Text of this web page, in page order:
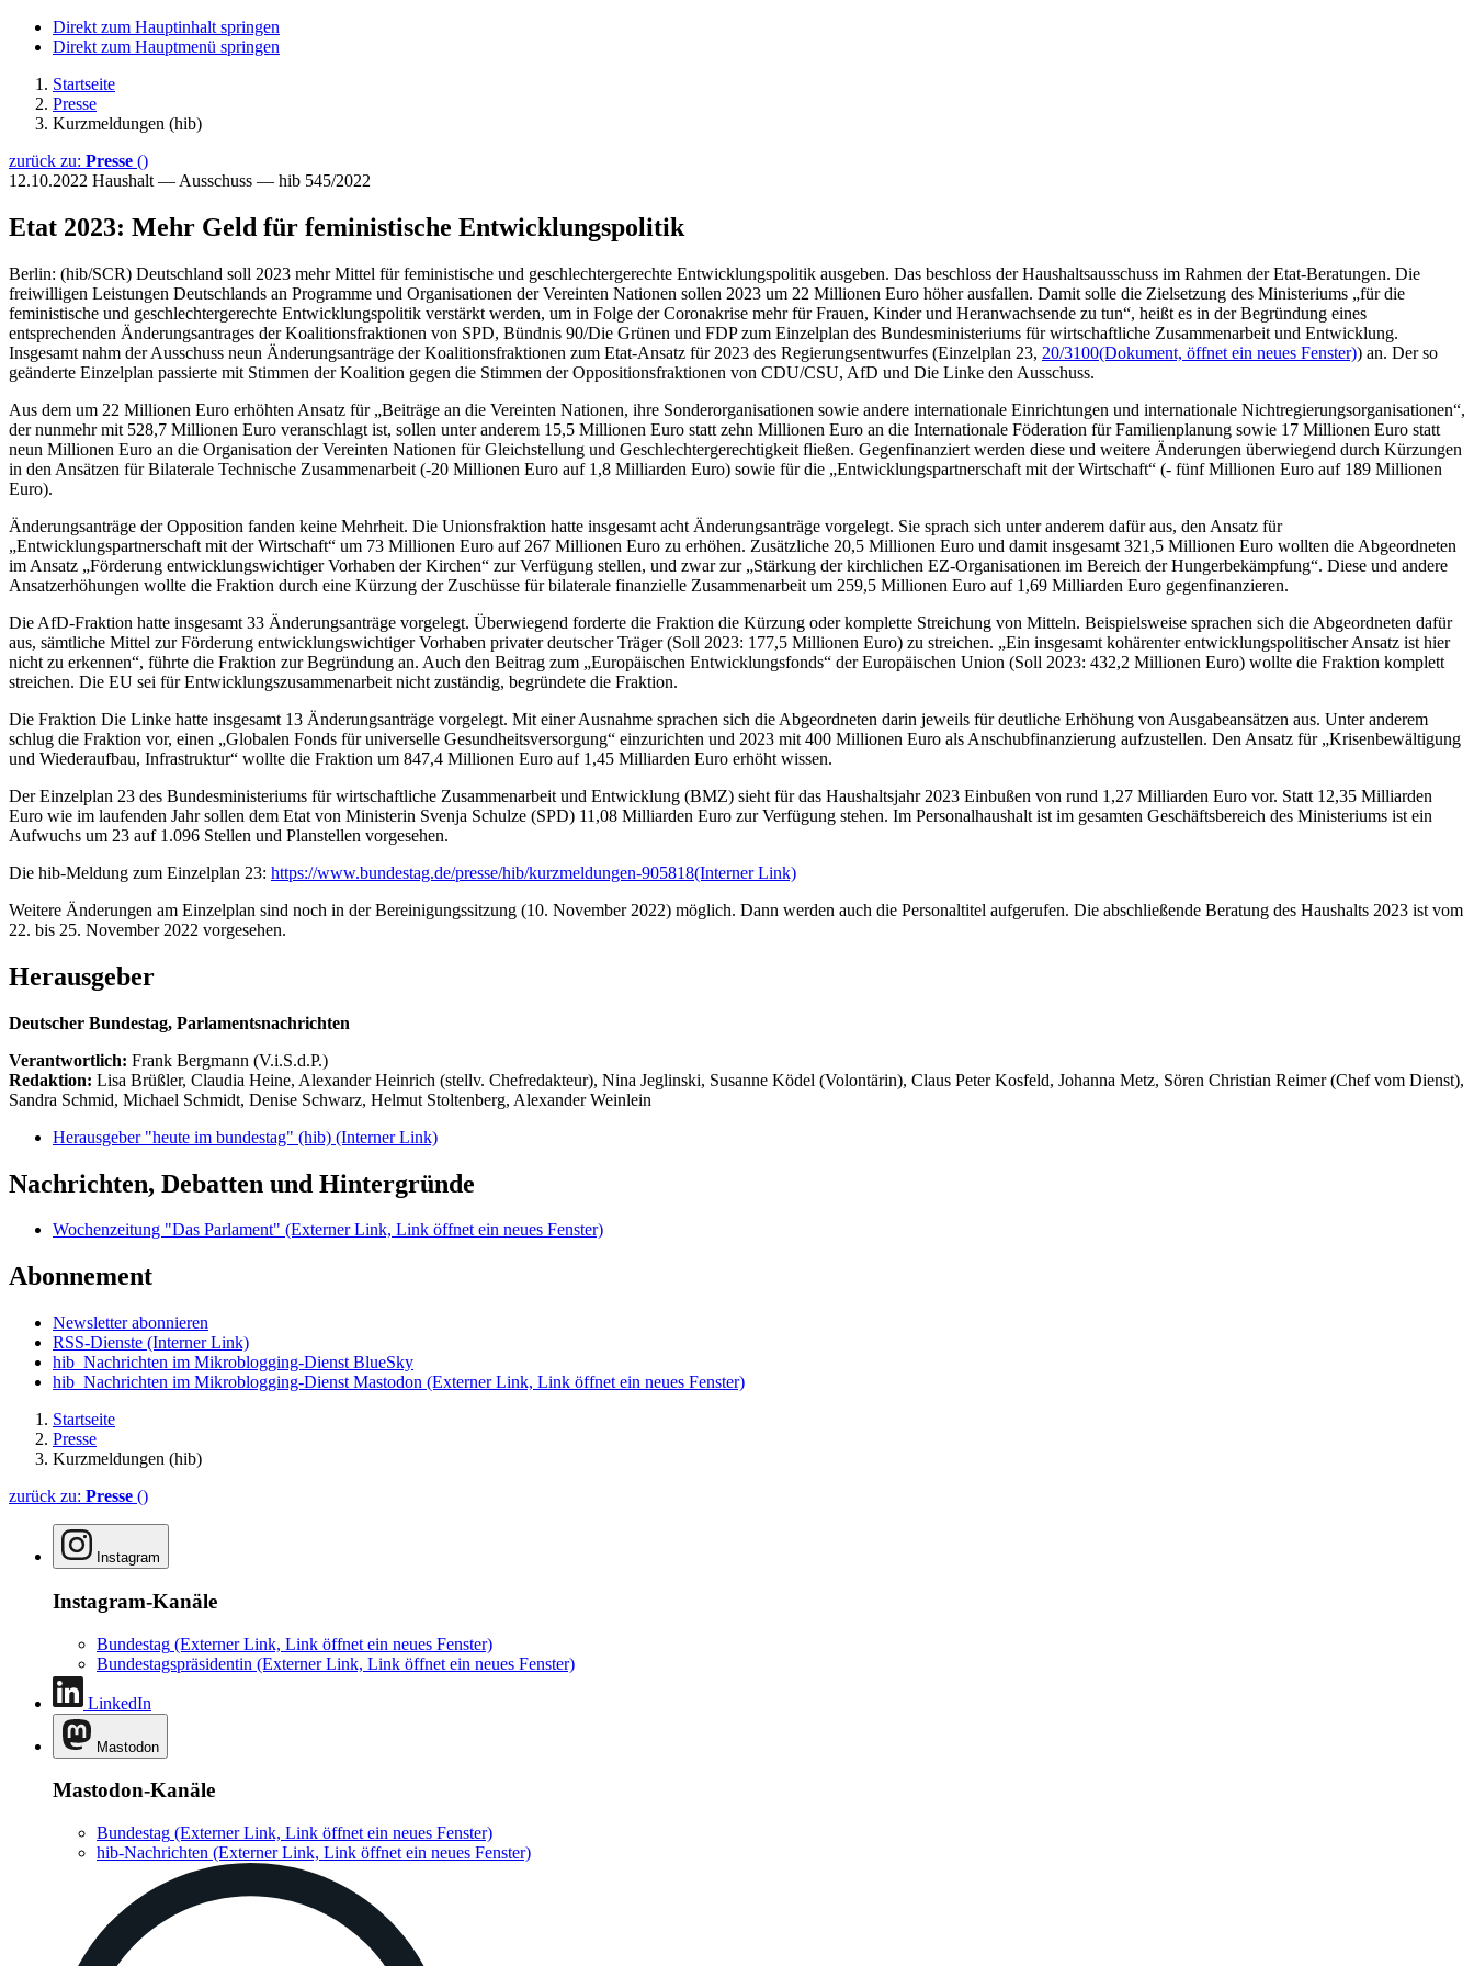
Direkt zum Hauptinhalt springen
Direkt zum Hauptmenü springen
Startseite
Presse
Kurzmeldungen (hib)
zurück zu: Presse ()
12.10.2022 Haushalt — Ausschuss — hib 545/2022
Etat 2023: Mehr Geld für feministische Entwicklungspolitik
Berlin: (hib/SCR) Deutschland soll 2023 mehr Mittel für feministische und geschlechtergerechte Entwicklungspolitik ausgeben. Das beschloss der Haushaltsausschuss im Rahmen der Etat-Beratungen. Die
freiwilligen Leistungen Deutschlands an Programme und Organisationen der Vereinten Nationen sollen 2023 um 22 Millionen Euro höher ausfallen. Damit solle die Zielsetzung des Ministeriums „für die
feministische und geschlechtergerechte Entwicklungspolitik verstärkt werden, um in Folge der Coronakrise mehr für Frauen, Kinder und Heranwachsende zu tun“, heißt es in der Begründung eines
entsprechenden Änderungsantrages der Koalitionsfraktionen von SPD, Bündnis 90/Die Grünen und FDP zum Einzelplan des Bundesministeriums für wirtschaftliche Zusammenarbeit und Entwicklung.
Insgesamt nahm der Ausschuss neun Änderungsanträge der Koalitionsfraktionen zum Etat-Ansatz für 2023 des Regierungsentwurfes (Einzelplan 23, 20/3100(Dokument, öffnet ein neues Fenster)) an. Der so
geänderte Einzelplan passierte mit Stimmen der Koalition gegen die Stimmen der Oppositionsfraktionen von CDU/CSU, AfD und Die Linke den Ausschuss.
Aus dem um 22 Millionen Euro erhöhten Ansatz für „Beiträge an die Vereinten Nationen, ihre Sonderorganisationen sowie andere internationale Einrichtungen und internationale Nichtregierungsorganisationen“,
der nunmehr mit 528,7 Millionen Euro veranschlagt ist, sollen unter anderem 15,5 Millionen Euro statt zehn Millionen Euro an die Internationale Föderation für Familienplanung sowie 17 Millionen Euro statt
neun Millionen Euro an die Organisation der Vereinten Nationen für Gleichstellung und Geschlechtergerechtigkeit fließen. Gegenfinanziert werden diese und weitere Änderungen überwiegend durch Kürzungen
in den Ansätzen für Bilaterale Technische Zusammenarbeit (-20 Millionen Euro auf 1,8 Milliarden Euro) sowie für die „Entwicklungspartnerschaft mit der Wirtschaft“ (- fünf Millionen Euro auf 189 Millionen
Euro).
Änderungsanträge der Opposition fanden keine Mehrheit. Die Unionsfraktion hatte insgesamt acht Änderungsanträge vorgelegt. Sie sprach sich unter anderem dafür aus, den Ansatz für
„Entwicklungspartnerschaft mit der Wirtschaft“ um 73 Millionen Euro auf 267 Millionen Euro zu erhöhen. Zusätzliche 20,5 Millionen Euro und damit insgesamt 321,5 Millionen Euro wollten die Abgeordneten
im Ansatz „Förderung entwicklungswichtiger Vorhaben der Kirchen“ zur Verfügung stellen, und zwar zur „Stärkung der kirchlichen EZ-Organisationen im Bereich der Hungerbekämpfung“. Diese und andere
Ansatzerhöhungen wollte die Fraktion durch eine Kürzung der Zuschüsse für bilaterale finanzielle Zusammenarbeit um 259,5 Millionen Euro auf 1,69 Milliarden Euro gegenfinanzieren.
Die AfD-Fraktion hatte insgesamt 33 Änderungsanträge vorgelegt. Überwiegend forderte die Fraktion die Kürzung oder komplette Streichung von Mitteln. Beispielsweise sprachen sich die Abgeordneten dafür
aus, sämtliche Mittel zur Förderung entwicklungswichtiger Vorhaben privater deutscher Träger (Soll 2023: 177,5 Millionen Euro) zu streichen. „Ein insgesamt kohärenter entwicklungspolitischer Ansatz ist hier
nicht zu erkennen“, führte die Fraktion zur Begründung an. Auch den Beitrag zum „Europäischen Entwicklungsfonds“ der Europäischen Union (Soll 2023: 432,2 Millionen Euro) wollte die Fraktion komplett
streichen. Die EU sei für Entwicklungszusammenarbeit nicht zuständig, begründete die Fraktion.
Die Fraktion Die Linke hatte insgesamt 13 Änderungsanträge vorgelegt. Mit einer Ausnahme sprachen sich die Abgeordneten darin jeweils für deutliche Erhöhung von Ausgabeansätzen aus. Unter anderem
schlug die Fraktion vor, einen „Globalen Fonds für universelle Gesundheitsversorgung“ einzurichten und 2023 mit 400 Millionen Euro als Anschubfinanzierung aufzustellen. Den Ansatz für „Krisenbewältigung
und Wiederaufbau, Infrastruktur“ wollte die Fraktion um 847,4 Millionen Euro auf 1,45 Milliarden Euro erhöht wissen.
Der Einzelplan 23 des Bundesministeriums für wirtschaftliche Zusammenarbeit und Entwicklung (BMZ) sieht für das Haushaltsjahr 2023 Einbußen von rund 1,27 Milliarden Euro vor. Statt 12,35 Milliarden
Euro wie im laufenden Jahr sollen dem Etat von Ministerin Svenja Schulze (SPD) 11,08 Milliarden Euro zur Verfügung stehen. Im Personalhaushalt ist im gesamten Geschäftsbereich des Ministeriums ist ein
Aufwuchs um 23 auf 1.096 Stellen und Planstellen vorgesehen.
Die hib-Meldung zum Einzelplan 23: https://www.bundestag.de/presse/hib/kurzmeldungen-905818(Interner Link)
Weitere Änderungen am Einzelplan sind noch in der Bereinigungssitzung (10. November 2022) möglich. Dann werden auch die Personaltitel aufgerufen. Die abschließende Beratung des Haushalts 2023 ist vom
22. bis 25. November 2022 vorgesehen.
Herausgeber
Deutscher Bundestag, Parlamentsnachrichten
Verantwortlich: Frank Bergmann (V.i.S.d.P.)
Redaktion: Lisa Brüßler, Claudia Heine, Alexander Heinrich (stellv. Chefredakteur), Nina Jeglinski, Susanne Ködel (Volontärin), Claus Peter Kosfeld, Johanna Metz, Sören Christian Reimer (Chef vom Dienst),
Sandra Schmid, Michael Schmidt, Denise Schwarz, Helmut Stoltenberg, Alexander Weinlein
Herausgeber "heute im bundestag" (hib) (Interner Link)
Nachrichten, Debatten und Hintergründe
Wochenzeitung "Das Parlament" (Externer Link, Link öffnet ein neues Fenster)
Abonnement
Newsletter abonnieren
RSS-Dienste (Interner Link)
hib_Nachrichten im Mikroblogging-Dienst BlueSky
hib_Nachrichten im Mikroblogging-Dienst Mastodon (Externer Link, Link öffnet ein neues Fenster)
Startseite
Presse
Kurzmeldungen (hib)
zurück zu: Presse ()
Instagram
Instagram-Kanäle
Bundestag (Externer Link, Link öffnet ein neues Fenster)
Bundestagspräsidentin (Externer Link, Link öffnet ein neues Fenster)
LinkedIn
Mastodon
Mastodon-Kanäle
Bundestag (Externer Link, Link öffnet ein neues Fenster)
hib-Nachrichten (Externer Link, Link öffnet ein neues Fenster)